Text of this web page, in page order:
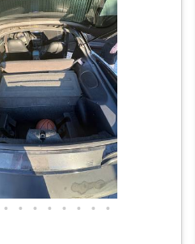
• • • • • • • •